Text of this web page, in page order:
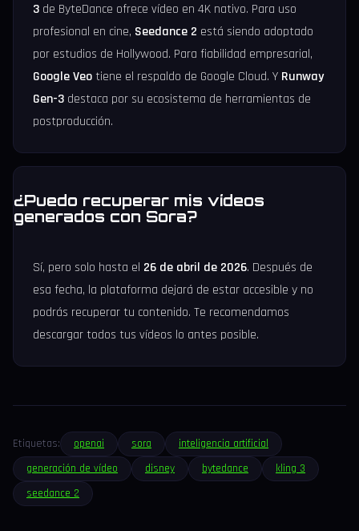
3 de ByteDance ofrece vídeo en 4K nativo. Para uso
profesional en cine, Seedance 2 está siendo adoptado
por estudios de Hollywood. Para fiabilidad empresarial,
Google Veo tiene el respaldo de Google Cloud. Y Runway
Gen-3 destaca por su ecosistema de herramientas de
postproducción.
¿Puedo recuperar mis vídeos
generados con Sora?
Sí, pero solo hasta el 26 de abril de 2026. Después de
esa fecha, la plataforma dejará de estar accesible y no
podrás recuperar tu contenido. Te recomendamos
descargar todos tus vídeos lo antes posible.
Etiquetas: openai sora
inteligencia artificial
generación de vídeo
disney bytedance
kling 3
seedance 2